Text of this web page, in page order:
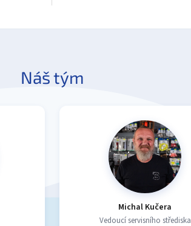
Náš tým
Michal Kučera
Vedoucí servisního střediska